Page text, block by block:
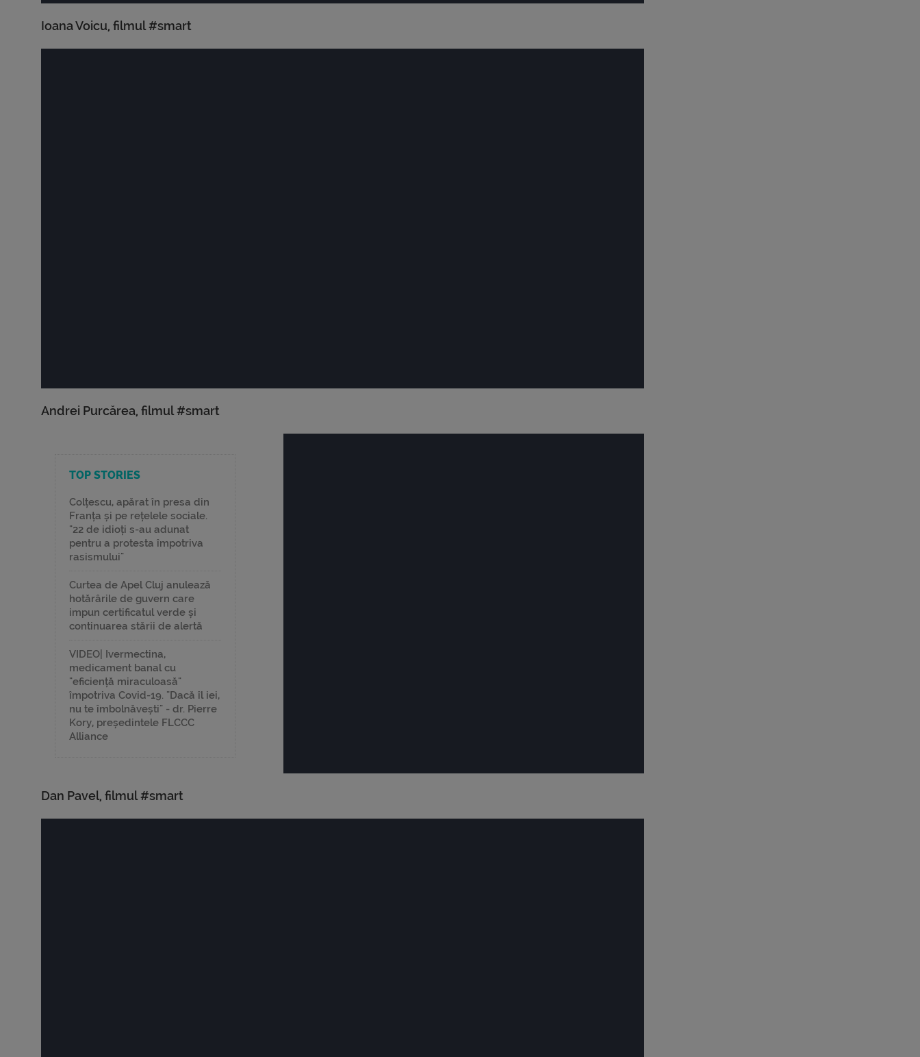
Ioana Voicu, filmul #smart
Andrei Purcărea, filmul #smart
TOP STORIES
Colțescu, apărat în presa din
Franța și pe rețelele sociale.
"22 de idioți s-au adunat
pentru a protesta împotriva
rasismului"
Curtea de Apel Cluj anulează
hotărârile de guvern care
impun certificatul verde și
continuarea stării de alertă
VIDEO| Ivermectina,
medicament banal cu
"eficiență miraculoasă"
împotriva Covid-19. "Dacă îl iei,
nu te îmbolnăvești" - dr. Pierre
Kory, președintele FLCCC
Alliance
Dan Pavel, filmul #smart